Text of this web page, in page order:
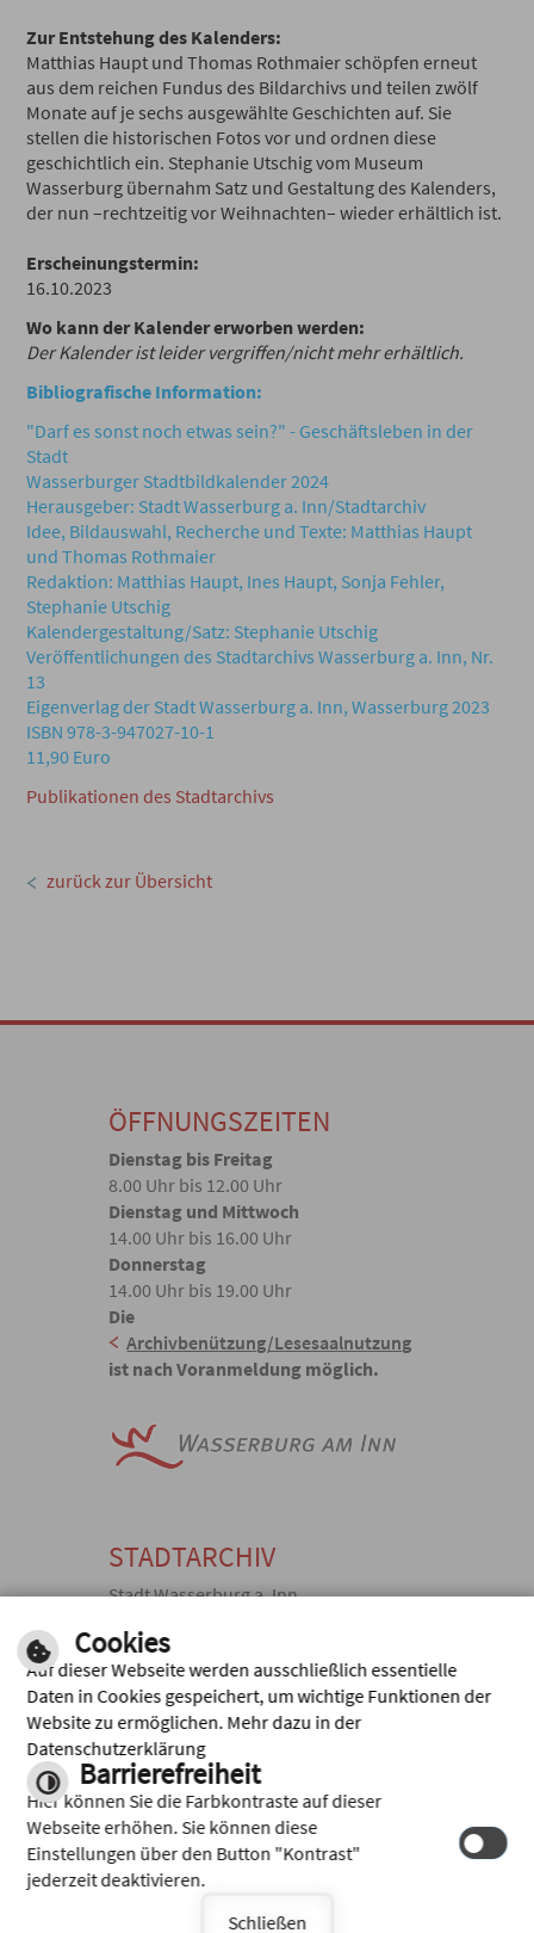
Zur Entstehung des Kalenders:
Matthias Haupt und Thomas Rothmaier schöpfen erneut
aus dem reichen Fundus des Bildarchivs und teilen zwölf
Monate auf je sechs ausgewählte Geschichten auf. Sie
stellen die historischen Fotos vor und ordnen diese
geschichtlich ein. Stephanie Utschig vom Museum
Wasserburg übernahm Satz und Gestaltung des Kalenders,
der nun –rechtzeitig vor Weihnachten– wieder erhältlich ist.
Erscheinungstermin:
16.10.2023
Wo kann der Kalender erworben werden:
Der Kalender ist leider vergriffen/nicht mehr erhältlich.
Bibliografische Information:
"Darf es sonst noch etwas sein?" - Geschäftsleben in der
Stadt
Wasserburger Stadtbildkalender 2024
Herausgeber: Stadt Wasserburg a. Inn/Stadtarchiv
Idee, Bildauswahl, Recherche und Texte: Matthias Haupt
und Thomas Rothmaier
Redaktion: Matthias Haupt, Ines Haupt, Sonja Fehler,
Stephanie Utschig
Kalendergestaltung/Satz: Stephanie Utschig
Veröffentlichungen des Stadtarchivs Wasserburg a. Inn, Nr.
13
Eigenverlag der Stadt Wasserburg a. Inn, Wasserburg 2023
ISBN 978-3-947027-10-1
11,90 Euro
Publikationen des Stadtarchivs
zurück zur Übersicht
ÖFFNUNGSZEITEN
Dienstag bis Freitag
8.00 Uhr bis 12.00 Uhr
Dienstag und Mittwoch
14.00 Uhr bis 16.00 Uhr
Donnerstag
14.00 Uhr bis 19.00 Uhr
Die
Archivbenützung/Lesesaalnutzung
ist nach Voranmeldung möglich.
STADTARCHIV
Stadt Wasserburg a. Inn
a. Inn
TEL: +49 (0)
8071 920369,
FAX: +49 (0)
8071 920371
E-MAIL
SENDEN
Schriftliche
Inhalt|Impressum| Hilfe
Datenschutz
Cookies
Auf dieser Webseite werden ausschließlich essentielle
Daten in Cookies gespeichert, um wichtige Funktionen der
Website zu ermöglichen. Mehr dazu in der
Datenschutzerklärung
Barrierefreiheit
Hier können Sie die Farbkontraste auf dieser
Webseite erhöhen. Sie können diese
Einstellungen über den Button "Kontrast"
jederzeit deaktivieren.
Schließen